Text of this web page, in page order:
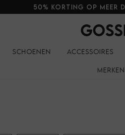
50% korting op meer
Schoenen Accessoires
Merken